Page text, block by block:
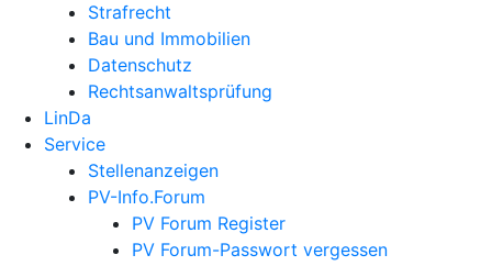
Strafrecht
Bau und Immobilien
Datenschutz
Rechtsanwalts­prüfung
LinDa
Service
Stellenanzeigen
PV-Info.Forum
PV Forum Register
PV Forum-Passwort vergessen